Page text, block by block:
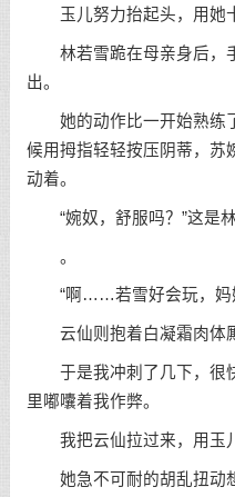
玉儿努力抬起头，用她十
林若雪跪在母亲身后，
出。
她的动作比一开始熟练
候用拇指轻轻按压阴蒂，苏
动着。
“婉奴，舒服吗？”这是
。
“啊……若雪好会玩，妈
云仙则抱着白凝霜肉体厮
于是我冲刺了几下，很
里嘟囔着我作弊。
我把云仙拉过来，用玉儿
她急不可耐的胡乱扭动